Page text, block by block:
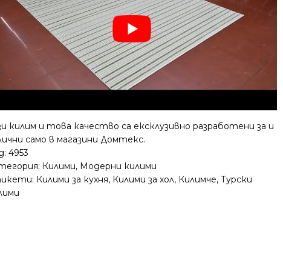
килим и това качество са ексклузивно разработени за и
само в магазини Домтекс.
4953
Килими, Модерни килими
Килими за кухня, Килими за хол, Килимче,Турски